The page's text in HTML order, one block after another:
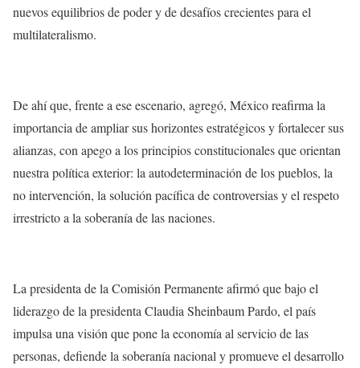
nuevos equilibrios de poder y de desafíos crecientes para el
multilateralismo.
De ahí que, frente a ese escenario, agregó, México reafirma la
importancia de ampliar sus horizontes estratégicos y fortalecer sus
alianzas, con apego a los principios constitucionales que orientan
nuestra política exterior: la autodeterminación de los pueblos, la
no intervención, la solución pacífica de controversias y el respeto
irrestricto a la soberanía de las naciones.
La presidenta de la Comisión Permanente afirmó que bajo el
liderazgo de la presidenta Claudia Sheinbaum Pardo, el país
impulsa una visión que pone la economía al servicio de las
personas, defiende la soberanía nacional y promueve el desarrollo